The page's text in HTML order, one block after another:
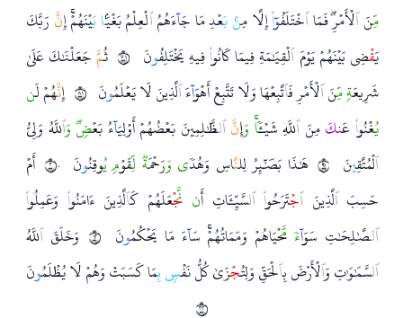
مِّنَٱلۡأَمۡرِۖ فَمَاٱخۡتَلَفُوٓاْ إِلَّا مِنۢ بَعۡدِ مَا جَآءَهُمُٱلۡعِلۡمُ بَغۡيَۢا بَيۡنَهُمۡۚ إِنَّ رَبَّكَ
يَقۡضِي بَيۡنَهُمۡ يَوۡمَٱلۡقِيَمَةِ فِيمَا كَانُواْ فِيهِ يَخۡتَلِفُونَ ١٧ ثُمَّ جَعَلۡنَكَ عَلَىٰ
شَرِيعَةٖ مِّنَٱلۡأَمۡرِ فَٱتَّبِعۡهَا وَلَا تَتَّبِعۡ أَهۡوَآءَٱلَّذِينَ لَا يَعۡلَمُونَ ١٨ إِنَّهُمۡ لَن
يُغۡنُواْ عَنكَ مِنَٱللَّهِ شَيۡـٔٗاۚ وَإِنَّٱلظَّلِمِينَ بَعۡضُهُمۡ أَوۡلِيَآءُ بَعۡضٖۖ وٱللَّهُ وَلِيُّ
ٱلۡمُتَّقِينَ ١٩ هَذَا بَصَئِرُ لِلنَّاسِ وَهُدٗى وَرَحۡمَةٞ لِّقَوۡمٖ يُوقِنُونَ ٢٠ أَمۡ
حَسِبَٱلَّذِينَٱجۡتَرَحُوا ْٱلسَّيِّـَٔاتِ أَن نّجۡعَلَهُمۡ كَٱلَّذِينَ ءَامَنُوا ْ وَعَمِلُوا
ٱلصَّلِحَتِ سَوَآءٗ مَّحۡيَاهُمۡ وَمَمَاتُهُمۡۚ سَآءَ مَا يَحۡكُمُونَ ٢١ وَخَلَقَٱللَّهُ
ٱلسَّمَوَتِ وَٱلۡأَرۡضَ بِٱلۡحَقِّ وَلِتُجۡزَىٰ كُلُّ نَفۡسِۭ بِمَا كَسَبَتۡ وَهُمۡ لَا يُظۡلَمُونَ
٢٢